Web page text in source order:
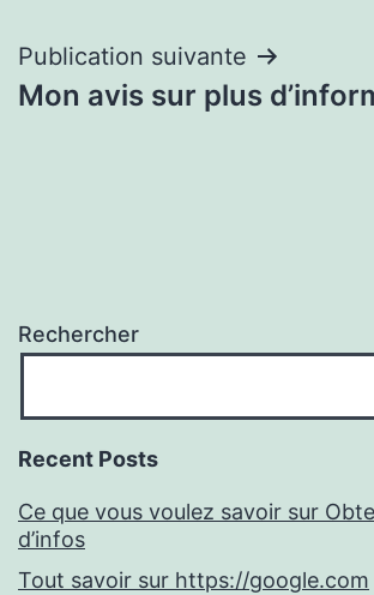
Publication suivante
Mon avis sur plus
Rechercher
Recent Posts
Ce que vous voulez savoir sur
d’infos
Tout savoir sur https://google.com